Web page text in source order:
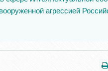
агрессией